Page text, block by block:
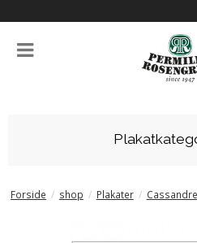
Forside / shop / Plakater /